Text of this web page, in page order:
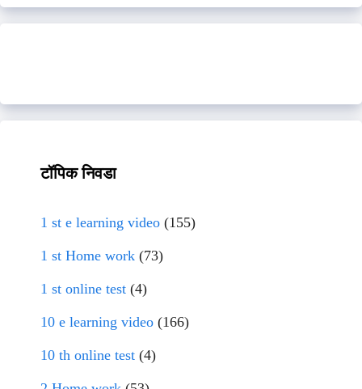
टॉपिक निवडा
1 st e learning video (155)
1 st Home work (73)
1 st online test (4)
10 e learning video (166)
10 th online test (4)